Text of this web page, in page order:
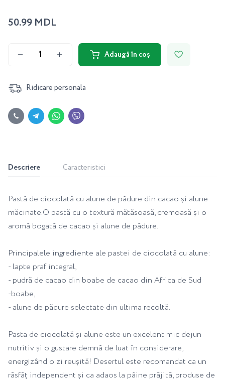
50.99 MDL
Adaugă în coș
Ridicare personala
Descriere Caracteristici
Pastă de ciocolată cu alune de pădure din cacao și alune
măcinate.O pastă cu o textură mătăsoasă, cremoasă și o
aromă bogată de cacao și alune de pădure.
Principalele ingrediente ale pastei de ciocolată cu alune:
- lapte praf integral,
- pudră de cacao din boabe de cacao din Africa de Sud
-boabe,
- alune de pădure selectate din ultima recoltă.
Pasta de ciocolată și alune este un excelent mic dejun
nutritiv și o gustare demnă de luat în considerare,
energizând o zi reușită! Desertul este recomandat ca un
răsfăț independent și ca adaos la pâine prăjită, produse de